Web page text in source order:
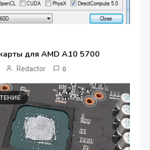
для AMD A10 5700
Redactor 0